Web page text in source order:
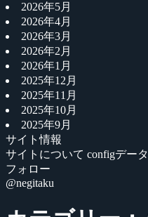
2026年5月
2026年4月
2026年3月
2026年2月
2026年1月
2025年12月
2025年11月
2025年10月
2025年9月
サイト情報
サイトについて configデー
フォロー
@negitaku